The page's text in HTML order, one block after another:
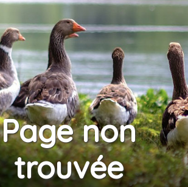
Page non
trouvée